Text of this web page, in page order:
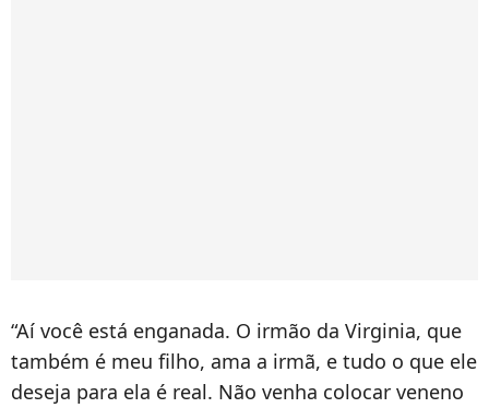
“Aí você está enganada. O irmão da Virginia, que
também é meu filho, ama a irmã, e tudo o que ele
deseja para ela é real. Não venha colocar veneno